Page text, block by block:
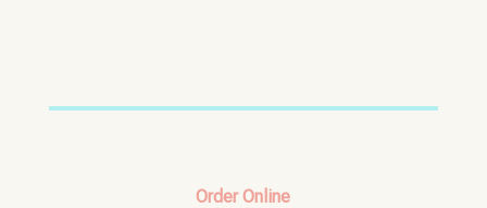
Order Online